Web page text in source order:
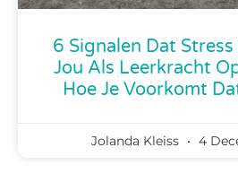
6 Signalen Dat
Jou Als Leerkracht
Hoe Je Voorkomt
Jolanda Kleiss 4